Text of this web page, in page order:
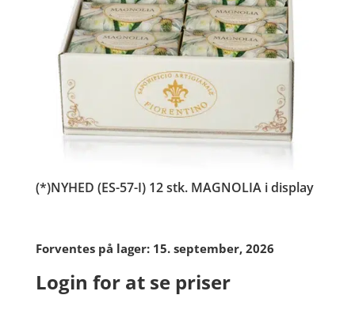
(*)NYHED (ES-57-I) 12 stk. MAGNOLIA i display
Forventes på lager: 15. september, 2026
Login for at se priser